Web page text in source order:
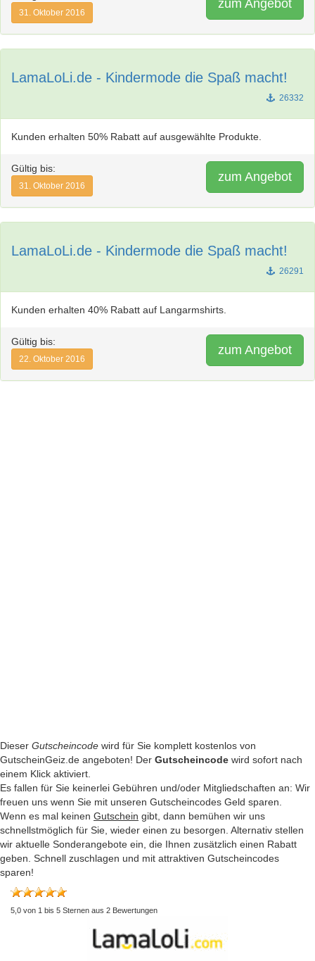
31. Oktober 2016
zum Angebot
LamaLoLi.de - Kindermode die Spaß macht!
26332
Kunden erhalten 50% Rabatt auf ausgewählte Produkte.
Gültig bis:
31. Oktober 2016
zum Angebot
LamaLoLi.de - Kindermode die Spaß macht!
26291
Kunden erhalten 40% Rabatt auf Langarmshirts.
Gültig bis:
22. Oktober 2016
zum Angebot
Dieser Gutscheincode wird für Sie komplett kostenlos von
GutscheinGeiz.de angeboten! Der Gutscheincode wird sofort nach
einem Klick aktiviert.
Es fallen für Sie keinerlei Gebühren und/oder Mitgliedschaften an: Wir
freuen uns wenn Sie mit unseren Gutscheincodes Geld sparen.
Wenn es mal keinen Gutschein gibt, dann bemühen wir uns
schnellstmöglich für Sie, wieder einen zu besorgen. Alternativ stellen
wir aktuelle Sonderangebote ein, die Ihnen zusätzlich einen Rabatt
geben. Schnell zuschlagen und mit attraktiven Gutscheincodes
sparen!
5,0 von 1 bis 5 Sternen aus 2 Bewertungen